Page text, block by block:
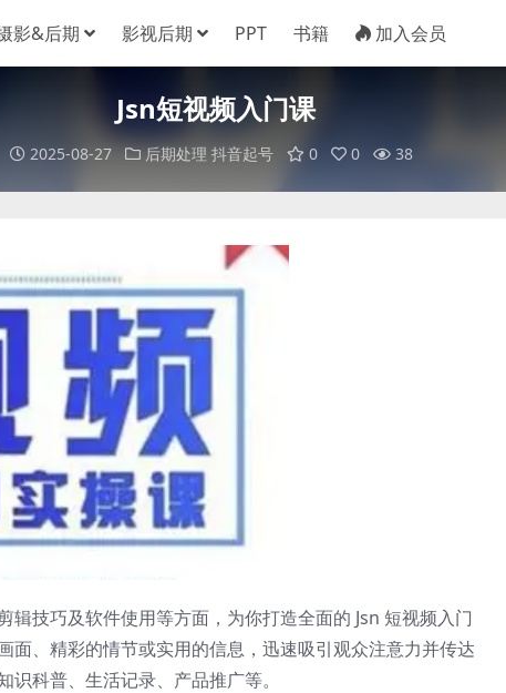
影&后期 影视后期 PPT 书籍 加入会员
Jsn短视频入门课
2025-08-27 后期处理 抖音起号 0 0 38
技巧及软件使用等方面，为你打造全面的 Jsn 短视频入门
面、精彩的情节或实用的信息，迅速吸引观众注意力并传达
科普、生活记录、产品推广等。